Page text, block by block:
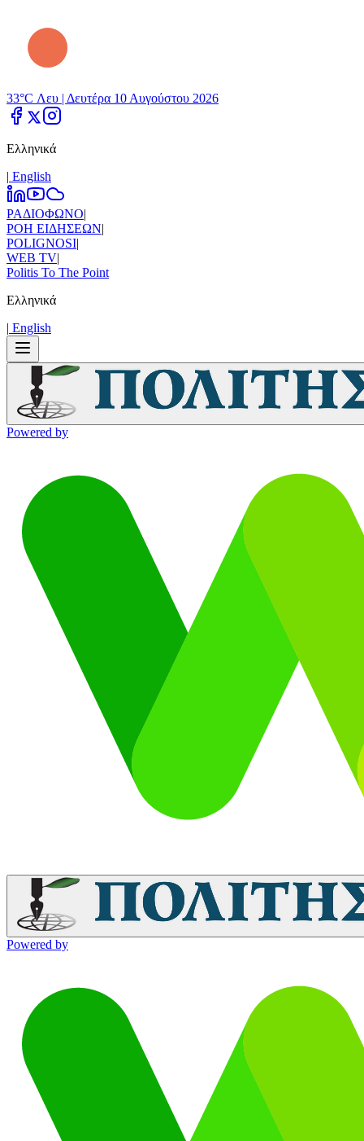
33°C Λευ | Δευτέρα 10 Αυγούστου 2026
Ελληνικά
| Εnglish
ΡΑΔΙΟΦΩΝΟ|
ΡΟΗ ΕΙΔΗΣΕΩΝ|
POLIGNOSI|
WEB TV|
Politis To The Point
Ελληνικά
| Εnglish
Powered by
Powered by